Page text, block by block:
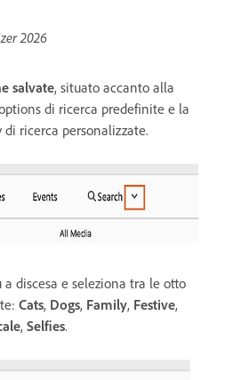
2026
salvate, situato accanto alla
di ricerca predefinite e la
ricerca personalizzate.
discesa e seleziona tra le otto
Cats, Dogs, Family, Festive,
, Selfies.